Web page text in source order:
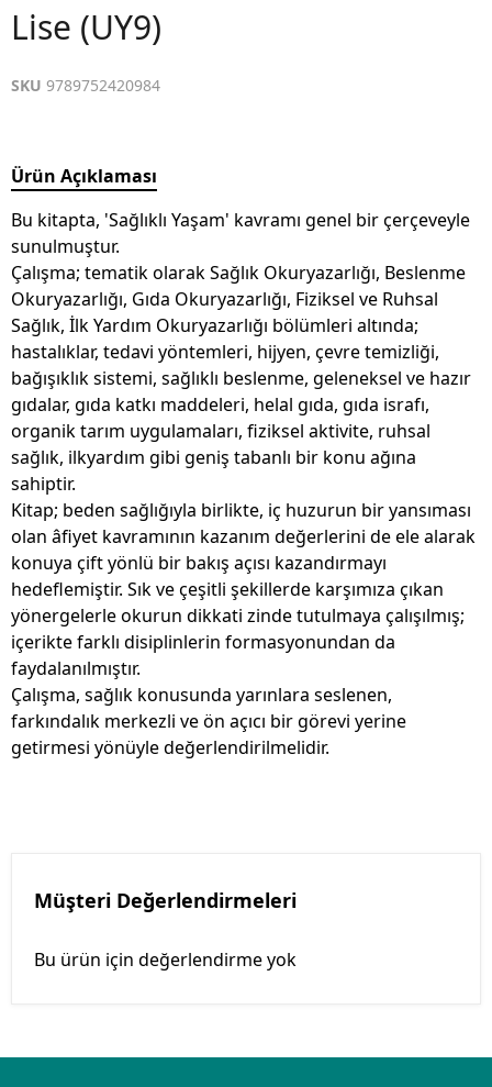
Lise (UY9)
SKU 9789752420984
Ürün Açıklaması
Bu kitapta, 'Sağlıklı Yaşam' kavramı genel bir çerçeveyle
sunulmuştur.
Çalışma; tematik olarak Sağlık Okuryazarlığı, Beslenme
Okuryazarlığı, Gıda Okuryazarlığı, Fiziksel ve Ruhsal
Sağlık, İlk Yardım Okuryazarlığı bölümleri altında;
hastalıklar, tedavi yöntemleri, hijyen, çevre temizliği,
bağışıklık sistemi, sağlıklı beslenme, geleneksel ve hazır
gıdalar, gıda katkı maddeleri, helal gıda, gıda israfı,
organik tarım uygulamaları, fiziksel aktivite, ruhsal
sağlık, ilkyardım gibi geniş tabanlı bir konu ağına
sahiptir.
Kitap; beden sağlığıyla birlikte, iç huzurun bir yansıması
olan âfiyet kavramının kazanım değerlerini de ele alarak
konuya çift yönlü bir bakış açısı kazandırmayı
hedeflemiştir. Sık ve çeşitli şekillerde karşımıza çıkan
yönergelerle okurun dikkati zinde tutulmaya çalışılmış;
içerikte farklı disiplinlerin formasyonundan da
faydalanılmıştır.
Çalışma, sağlık konusunda yarınlara seslenen,
farkındalık merkezli ve ön açıcı bir görevi yerine
getirmesi yönüyle değerlendirilmelidir.
Müşteri Değerlendirmeleri
Bu ürün için değerlendirme yok